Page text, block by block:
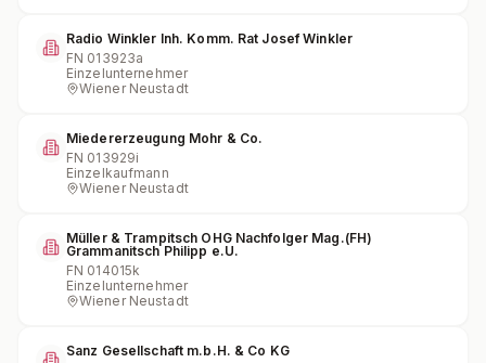
Radio Winkler Inh. Komm. Rat Josef Winkler
FN 013923a
Einzelunternehmer
Wiener Neustadt
Miedererzeugung Mohr & Co.
FN 013929i
Einzelkaufmann
Wiener Neustadt
Müller & Trampitsch OHG Nachfolger Mag.(FH)
Grammanitsch Philipp e.U.
FN 014015k
Einzelunternehmer
Wiener Neustadt
Sanz Gesellschaft m.b.H. & Co KG